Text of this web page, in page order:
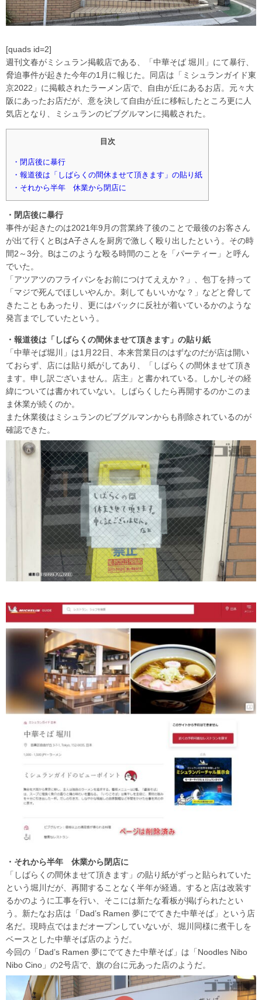
[quads id=2]
週刊文春がミシュラン掲載店である、「中華そば 堀川」にて暴行、
脅迫事件が起きた今年の1月に報じた。同店は「ミシュランガイド東
京2022」に掲載されたラーメン店で、自由が丘にあるお店。元々大
阪にあったお店だが、意を決して自由が丘に移転したところ更に人
気店となり、ミシュランのビブグルマンに掲載された。
目次
・閉店後に暴行
・報道後は「しばらくの間休ませて頂きます」の貼り紙
・それから半年 休業から閉店に
・閉店後に暴行
事件が起きたのは2021年9月の営業終了後のことで最後のお客さん
が出て行くとBはA子さんを厨房で激しく殴り出したという。その時
間2～3分。Bはこのような殴る時間のことを「パーティー」と呼ん
でいた。
「アツアツのフライパンをお前につけてええか？」、包丁を持って
「マジで死んでほしいやんか。刺してもいいかな？」などと脅して
きたこともあったり、更にはバックに反社が着いているかのような
発言までしていたという。
・報道後は「しばらくの間休ませて頂きます」の貼り紙
「中華そば堀川」は1月22日、本来営業日のはずなのだが店は開い
ておらず、店には貼り紙がしてあり、「しばらくの間休ませて頂き
ます。申し訳ございません。店主」と書かれている。しかしその経
緯については書かれていない。しばらくしたら再開するのかこのま
ま休業が続くのか。
また休業後はミシュランのビブグルマンからも削除されているのが
確認できた。
・それから半年 休業から閉店に
「しばらくの間休ませて頂きます」の貼り紙がずっと貼られていた
という堀川だが、再開することなく半年が経過。すると店は改装す
るかのように工事を行い、そこには新たな看板が掲げられたとい
う。新たなお店は「Dad’s Ramen 夢にでてきた中華そば」という店
名だ。現時点ではまだオープンしていないが、堀川同様に煮干しを
ベースとした中華そば店のようだ。
今回の「Dad’s Ramen 夢にでてきた中華そば」は「Noodles Nibo
Nibo Cino」の2号店で、旗の台に元あった店のようだ。